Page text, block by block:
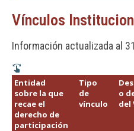
Vínculos
Información actualizada al
Entidad
sobre la que
recae el
derecho de
participación
Tipo
de
vínculo
o
del